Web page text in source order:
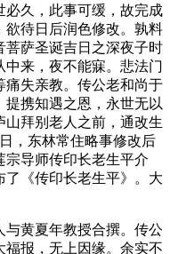
必久，此事可缓，故完成
欲待日后润色修改。孰料
菩萨圣诞吉日之深夜子时
来，夜不能寐。悲法门
痛失亲教。传公老和尚于
携知遇之恩，永世无以
山拜别老人之前，通改生
，东林常住略事修改后
宗导师传印长老生平介
《传印长老生平》。大
与黄夏年教授合撰。传公
报，无上因缘。余实不